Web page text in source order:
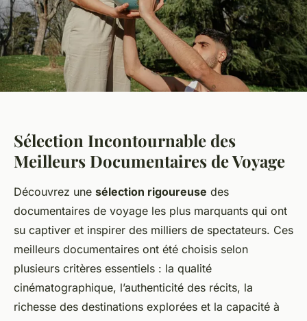
Sélection Incontournable des
Meilleurs Documentaires de Voyage
Découvrez une sélection rigoureuse des
documentaires de voyage les plus marquants qui ont
su captiver et inspirer des milliers de spectateurs. Ces
meilleurs documentaires ont été choisis selon
plusieurs critères essentiels : la qualité
cinématographique, l’authenticité des récits, la
richesse des destinations explorées et la capacité à